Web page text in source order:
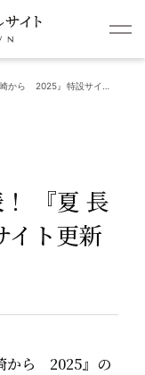
『夏 長
ト更新
から 2025』の